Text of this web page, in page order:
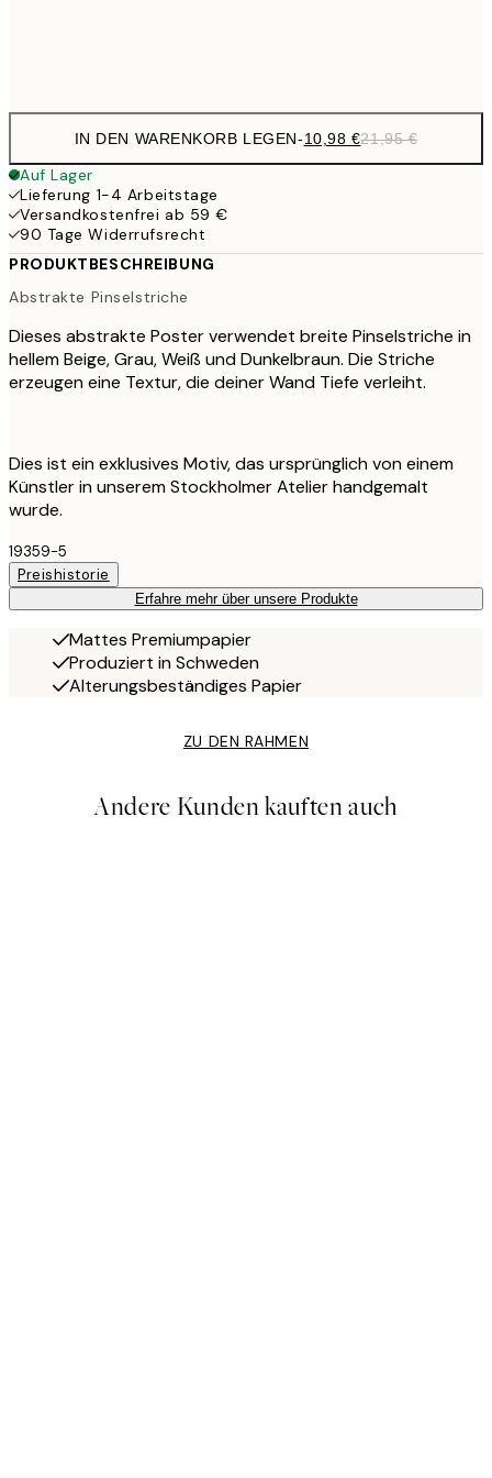
IN DEN WARENKORB LEGEN-10,98 €21,95 €
Auf Lager
Lieferung 1-4 Arbeitstage
Versandkostenfrei ab 59 €
90 Tage Widerrufsrecht
PRODUKTBESCHREIBUNG
Abstrakte Pinselstriche
Dieses abstrakte Poster verwendet breite Pinselstriche in
hellem Beige, Grau, Weiß und Dunkelbraun. Die Striche
erzeugen eine Textur, die deiner Wand Tiefe verleiht.
Dies ist ein exklusives Motiv, das ursprünglich von einem
Künstler in unserem Stockholmer Atelier handgemalt
wurde.
19359-5
Preishistorie
Erfahre mehr über unsere Produkte
Mattes Premiumpapier
Produziert in Schweden
Alterungsbeständiges Papier
ZU DEN RAHMEN
Andere Kunden kauften auch